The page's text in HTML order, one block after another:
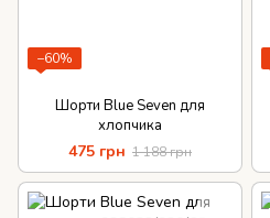
−60%
Шорти Blue Seven для
хлопчика
475 грн 1 188 грн